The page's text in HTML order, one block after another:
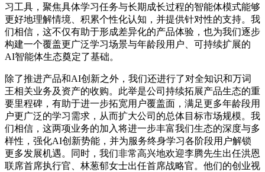
习工具，聚焦具体学习任务与长期成长过程的智能体模式能够
更好地理解情境、积累个性化认知，并提供针对性的支持。我
们相信，这不仅有助于形成差异化的产品体验，也为我们逐步
构建一个覆盖更广泛学习场景与年龄段用户、可持续扩展的
AI智能体生态奠定了基础。
除了推进产品和AI创新之外，我们还进行了对全知识和万词
王相关业务及资产的收购。此举是公司持续拓展产品生态的重
要里程碑，有助于进一步拓宽用户覆盖面，满足更多年龄段用
户更广泛的学习需求，从而扩大公司的总体目标市场规模。我
们相信，这两项业务的加入将进一步丰富我们生态的深度与多
样性，强化AI创新势能，并为服务终身学习各阶段用户解锁
更多发展机遇。同时，我们非常高兴地欢迎李腾先生出任洪恩
联席首席执行官、林葱郁女士出任首席战略官。他们的创业视